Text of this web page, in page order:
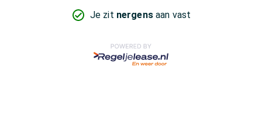
Je zit nergensaan vast